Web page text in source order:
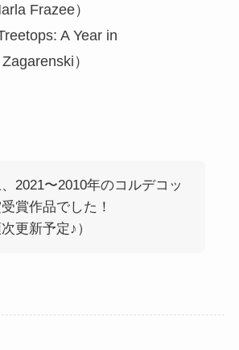
Frazee）
A Year in
）
2021〜2010年のコルデコッ
受賞作品でした！
次更新予定♪）